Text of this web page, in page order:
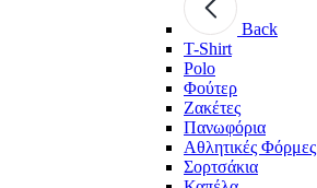
Back
T-Shirt
Polo
Φούτερ
Ζακέτες
Πανωφόρια
Αθλητικές Φόρμες
Σορτσάκια